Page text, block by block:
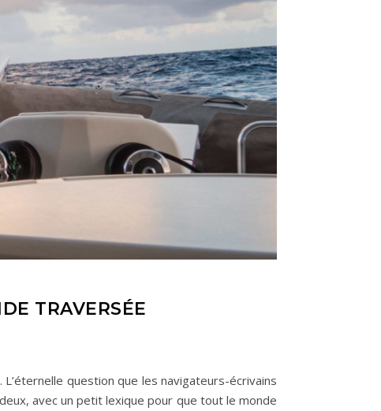
TRAVERSÉE
question que les navigateurs-écrivains
avec un petit lexique pour que tout le monde